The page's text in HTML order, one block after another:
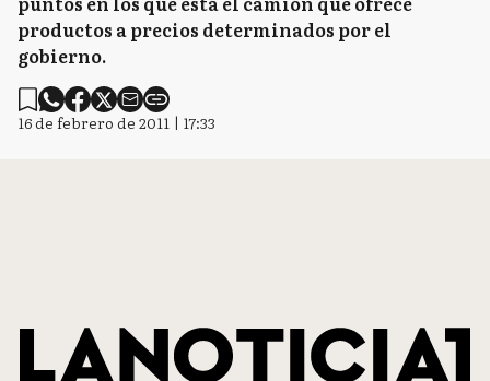
productos a precios determinados por el
gobierno.
16 de febrero de 2011 | 17:33